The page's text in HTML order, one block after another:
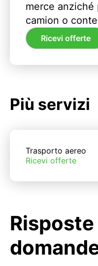
merce anziché
camion o
Ricevi offerte
Più servizi
Trasporto aereo
Ricevi offerte